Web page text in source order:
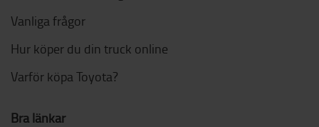
Vanliga frågor
Hur köper du din truck online
Varför köpa Toyota?
Bra länkar